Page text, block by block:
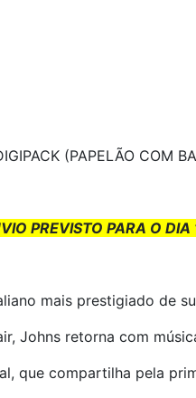
(PAPELÃO COM
PREVISTO PARA O
mais prestigiado de
Johns retorna com
que compartilha pela